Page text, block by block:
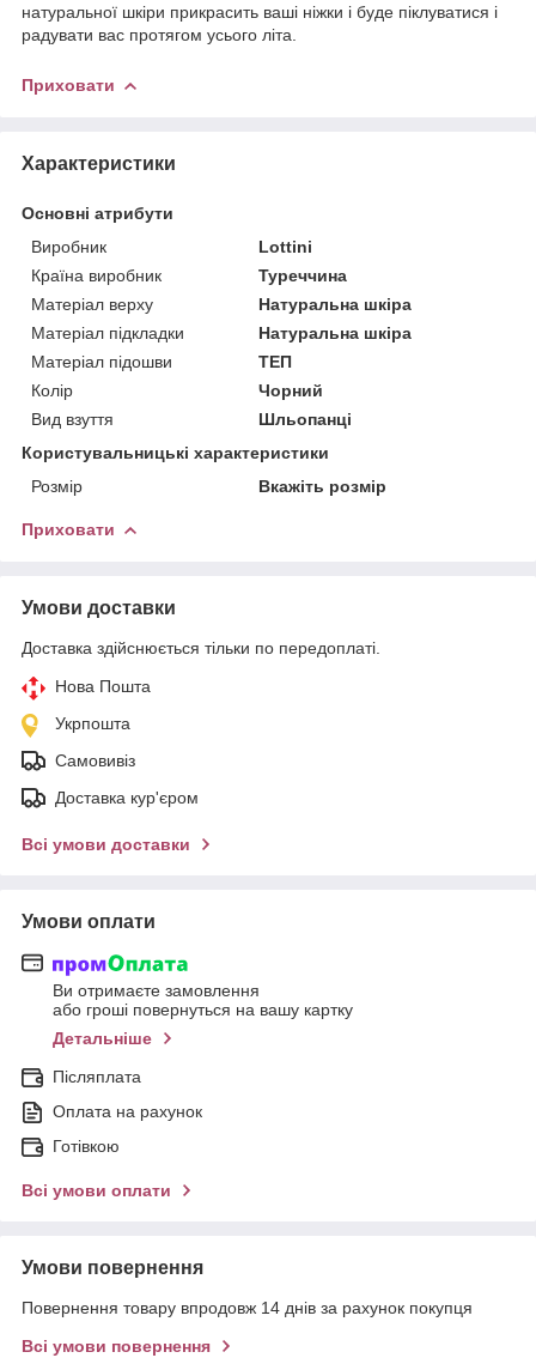
натуральної шкіри прикрасить ваші ніжки і буде піклуватися і
радувати вас протягом усього літа.
Приховати
Характеристики
Основні атрибути
Виробник
Lottini
Країна виробник
Туреччина
Матеріал верху
Натуральна шкіра
Матеріал підкладки
Натуральна шкіра
Матеріал підошви
ТЕП
Колір
Чорний
Вид взуття
Шльопанці
Користувальницькі характеристики
Розмір
Вкажіть розмір
Приховати
Умови доставки
Доставка здійснюється тільки по передоплаті.
Нова Пошта
Укрпошта
Самовивіз
Доставка кур'єром
Всі умови доставки
Умови оплати
Ви отримаєте замовлення
або гроші повернуться на вашу картку
Детальніше
Післяплата
Оплата на рахунок
Готівкою
Всі умови оплати
Умови повернення
Повернення товару впродовж 14 днів за рахунок покупця
Всі умови повернення